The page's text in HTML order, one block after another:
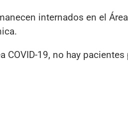
internados en el
COVID-19, no hay